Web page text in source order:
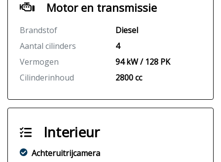
Motor en transmissie
Brandstof
Diesel
Aantal cilinders
4
Vermogen
94 kW / 128 PK
Cilinderinhoud
2800 cc
Interieur
Achteruitrijcamera